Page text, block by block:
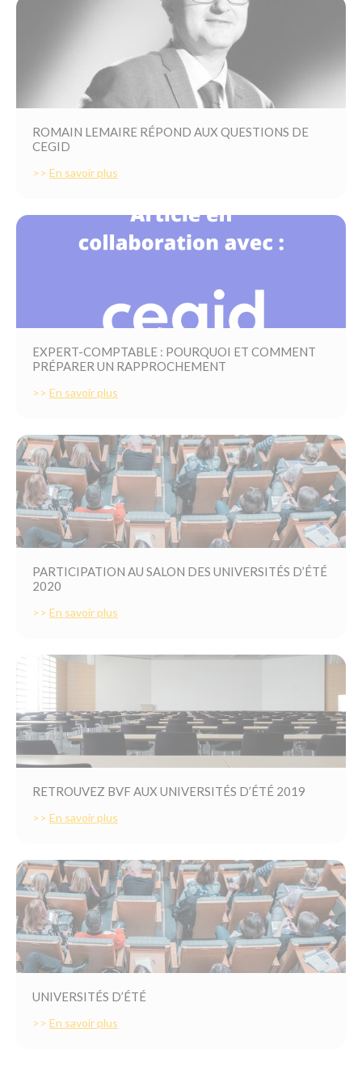
ROMAIN LEMAIRE RÉPOND AUX QUESTIONS DE
CEGID
>> En savoir plus
EXPERT-COMPTABLE : POURQUOI ET COMMENT
PRÉPARER UN RAPPROCHEMENT
>> En savoir plus
PARTICIPATION AU SALON DES UNIVERSITÉS D’ÉTÉ
2020
>> En savoir plus
RETROUVEZ BVF AUX UNIVERSITÉS D’ÉTÉ 2019
>> En savoir plus
UNIVERSITÉS D’ÉTÉ
>> En savoir plus